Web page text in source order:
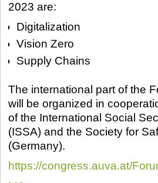
2023 are:
Digitalization
Vision Zero
Supply Chains
The international part of the
will be organized in
of the International Social
(ISSA) and the Society for
(Germany).
https://congress.auva.at/